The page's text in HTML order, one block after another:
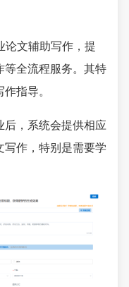
论文辅助写作，提
等全流程服务。其特
指导。
后，系统会提供相应
写作，特别是需要学